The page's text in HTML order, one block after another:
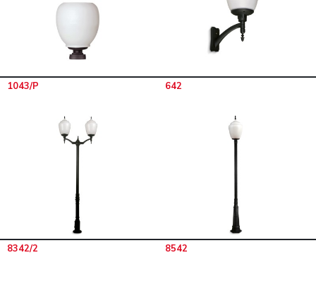
1043/P 642
8342/2 8542